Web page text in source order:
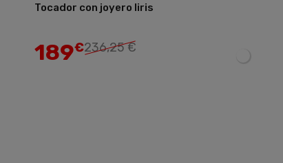
Tocador con joyero Iiris
189€236,25 €